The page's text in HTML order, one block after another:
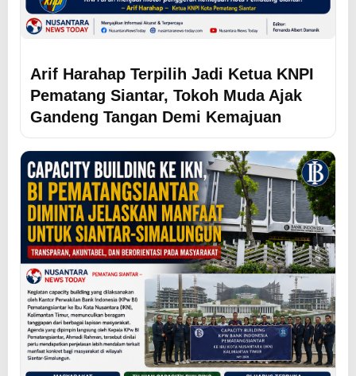
Arif Harahap Terpilih Jadi Ketua KNPI
Pematang Siantar, Tokoh Muda Ajak
Gandeng Tangan Demi Kemajuan